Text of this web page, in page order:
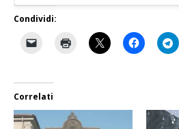
Condividi:
Correlati